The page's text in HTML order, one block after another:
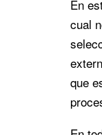
En
cual
que